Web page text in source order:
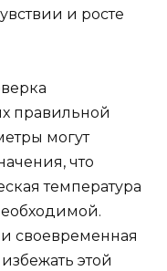
и росте
правильной
могут
что
температура
своевременная
этой